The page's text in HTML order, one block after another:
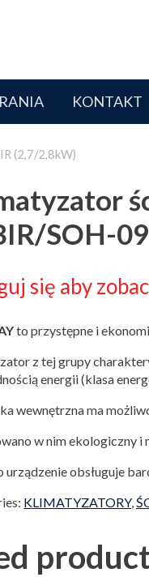
KONTAKT
(2,7/2,8kW)
SOH-
się aby
to przystępne i
z tej grupy
energii (klasa
wewnętrzna ma
w nim ekologiczny i
urządzenie obsługuje
KLIMATYZATORY,